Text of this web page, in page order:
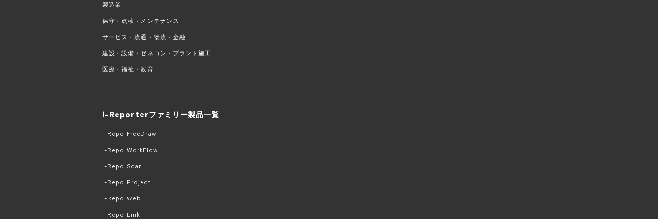
製造業
保守・点検・メンテナンス
サービス・流通・物流・金融
建設・設備・ゼネコン・プラント施工
医療・福祉・教育
i-Reporterファミリー製品一覧
i-Repo FreeDraw
i-Repo WorkFlow
i-Repo Scan
i-Repo Project
i-Repo Web
i-Repo Link